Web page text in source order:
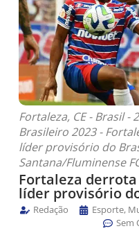
Fortaleza, CE - Brasil -
Brasileiro 2023 -
líder provisório do
Santana/Fluminense
Fortaleza
líder provisório
Redação Esporte,
Sem